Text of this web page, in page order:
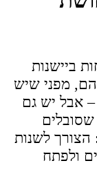
ביישנות
מפני שיש
– אבל יש גם
הצורך לשנות
ולפתח